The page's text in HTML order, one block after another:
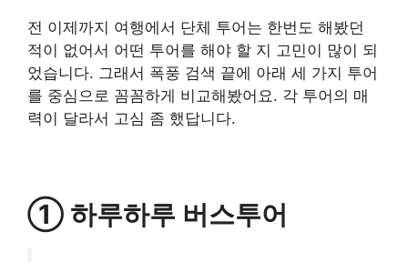
전 이제까지 여행에서 단체 투어는 한번도 해봤던
적이 없어서 어떤 투어를 해야 할 지 고민이 많이 되
었습니다. 그래서 폭풍 검색 끝에 아래 세 가지 투어
를 중심으로 꼼꼼하게 비교해봤어요. 각 투어의 매
력이 달라서 고심 좀 했답니다.
① 하루하루 버스투어